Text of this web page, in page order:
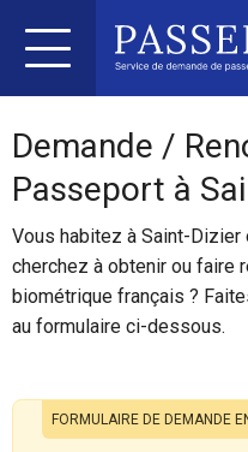
Demande /
Passeport à
Vous habitez à Saint-
cherchez à obtenir ou faire
biométrique français ?
au formulaire ci-dessous.
FORMULAIRE DE DEMANDE